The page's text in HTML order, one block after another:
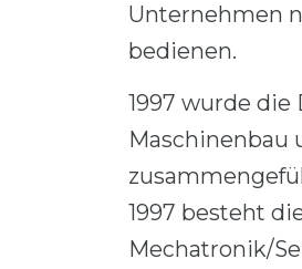
Unternehmen
bedienen.
1997 wurde
Maschinenbau
1997 besteht
Mechatronik/